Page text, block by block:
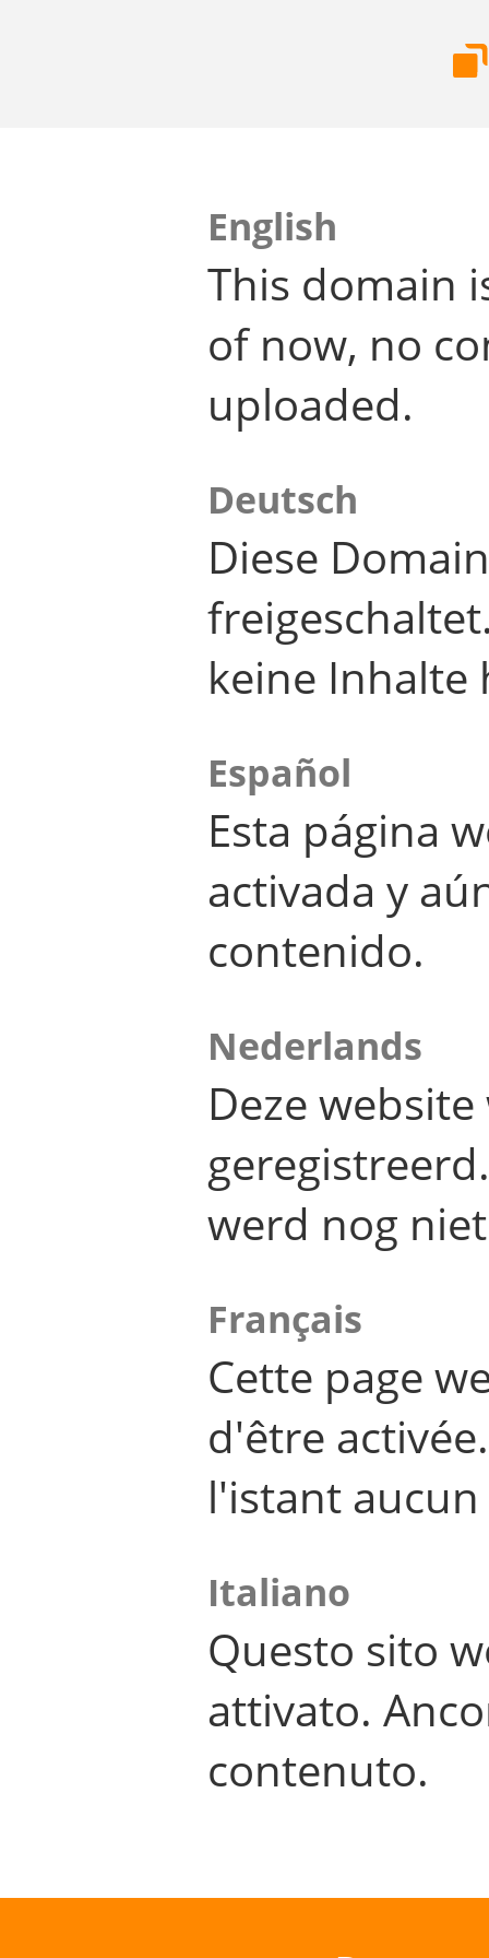
English
This domain
of now, no
uploaded.
Deutsch
Diese
keine Inhalte
Español
Esta página
activada y
contenido.
Nederlands
Deze
werd nog
Français
Cette page
d'être
l'istant
Italiano
Questo sito
attivato.
contenuto.